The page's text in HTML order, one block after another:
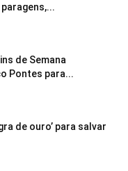
de Semana
Pontes para...
de ouro’ para salvar